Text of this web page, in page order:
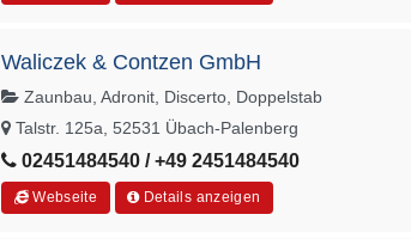
Waliczek & Contzen GmbH
Zaunbau, Adronit, Discerto, Doppelstab
Talstr. 125a, 52531 Übach-Palenberg
02451484540 / +49 2451484540
Webseite Details anzeigen